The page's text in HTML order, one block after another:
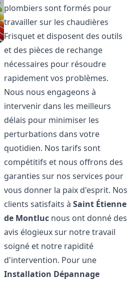
plombiers sont formés pour
travailler sur les chaudières
Frisquet et disposent des outils
et des pièces de rechange
nécessaires pour résoudre
rapidement vos problèmes.
Nous nous engageons à
intervenir dans les meilleurs
délais pour minimiser les
perturbations dans votre
quotidien. Nos tarifs sont
compétitifs et nous offrons des
garanties sur nos services pour
vous donner la paix d'esprit. Nos
clients satisfaits àSaint Étienne
de Montluc nous ont donné des
avis élogieux sur notre travail
soigné et notre rapidité
d'intervention. Pour une
Installation Dépannage